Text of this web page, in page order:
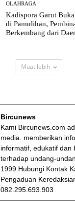
OLAHRAGA
Kadispora Garut
di Pamulihan,
Berkembang dari
Muat lebih
Bircunews
Kami Bircunews.com
media. memberikan
informatif, edukatif dan
terhadap undang-
1999.Hubungi Kontak
Pengaduan
082.295.693.903